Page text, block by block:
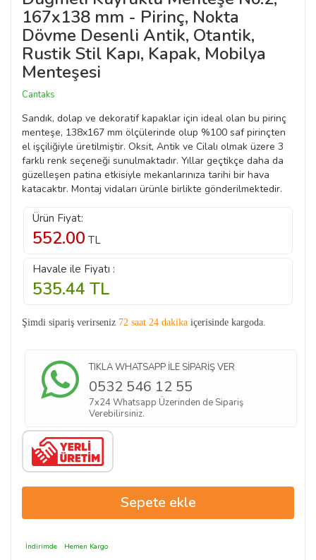
167x138 mm - Pirinç, Nokta
Dövme Desenli Antik, Otantik,
Rustik Stil Kapı, Kapak, Mobilya
Menteşesi
Cantaks
Sandık, dolap ve dekoratif kapaklar için ideal olan bu pirinç
menteşe, 138x167 mm ölçülerinde olup %100 saf pirinçten
el işçiliğiyle üretilmiştir. Oksit, Antik ve Cilalı olmak üzere 3
farklı renk seçeneği sunulmaktadır. Yıllar geçtikçe daha da
güzelleşen patina etkisiyle mekanlarınıza tarihi bir hava
katacaktır. Montaj vidaları ürünle birlikte gönderilmektedir.
Ürün Fiyat:
552.00 TL
Havale ile Fiyatı :
535.44 TL
Şimdi sipariş verirseniz 72 saat 24 dakika içerisinde kargoda.
TIKLA WHATSAPP İLE SİPARİŞ VER
0532 546 12 55
7x24 Whatsapp Üzerinden de Sipariş
Verebilirsiniz.
İndirimde Hemen Kargo